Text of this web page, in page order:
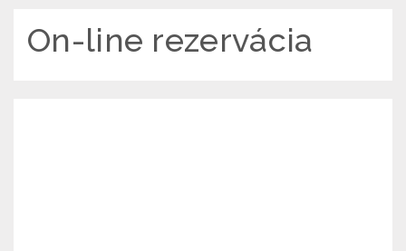
On-line rezervácia